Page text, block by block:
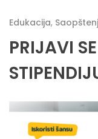
Edukacija,
PRIJAVI